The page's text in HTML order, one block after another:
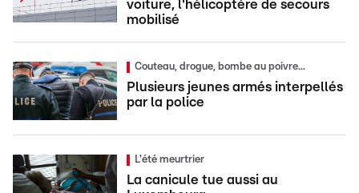
voiture, l'hélicoptère de secours
mobilisé
Couteau, drogue, bombe au poivre...
Plusieurs jeunes armés interpellés
par la police
L'été meurtrier
La canicule tue aussi au